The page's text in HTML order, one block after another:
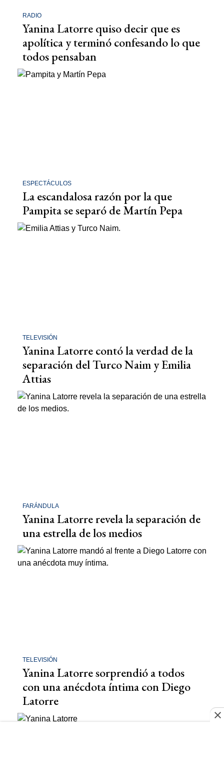
RADIO
Yanina Latorre quiso decir que es
apolítica y terminó confesando lo que
todos pensaban
ESPECTÁCULOS
La escandalosa razón por la que
Pampita se separó de Martín Pepa
TELEVISIÓN
Yanina Latorre contó la verdad de la
separación del Turco Naim y Emilia
Attias
FARÁNDULA
Yanina Latorre revela la separación de
una estrella de los medios
TELEVISIÓN
Yanina Latorre sorprendió a todos
con una anécdota íntima con Diego
Latorre